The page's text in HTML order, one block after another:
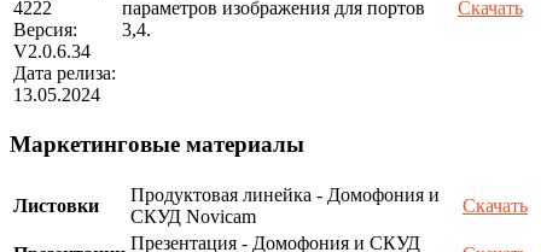
4222
Версия:
V2.0.6.34
Дата релиза:
13.05.2024
параметров изображения для портов
3,4.
Скачать
Маркетинговые материалы
Листовки
Продуктовая линейка - Домофония и
СКУД Novicam
Скачать
Презентация - Домофония и СКУД